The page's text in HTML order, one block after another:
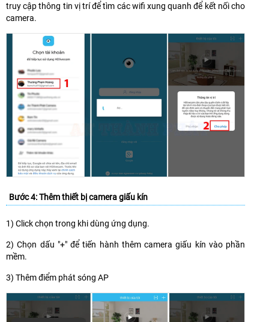
truy cập thông tin vị trí để tìm các wifi xung quanh để kết nối cho
camera.
Bước 4: Thêm thiết bị camera giấu kín
1) Click chọn trong khi dùng ứng dụng.
2) Chọn dấu "+" để tiến hành thêm camera giấu kín vào phần
mềm.
3) Thêm điểm phát sóng AP